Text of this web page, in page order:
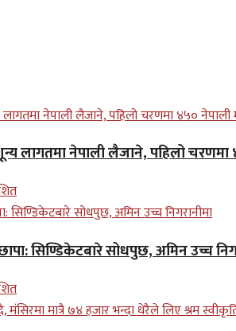
लागतमा नेपाली लैजाने, पहिलो
सिण्डिकेटबारे सोधपुछ, अमिन उच्च